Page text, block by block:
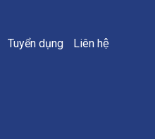
Tuyển dụng Liên hệ